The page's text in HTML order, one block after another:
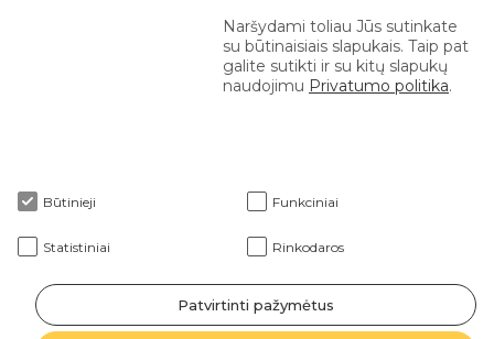
Apie mus
Klientams
2026 © Lankava visos teisės saugomos
Naršydami toliau Jūs sutinkate
su būtinaisiais slapukais. Taip pat
galite sutikti ir su kitų slapukų
naudojimu Privatumo politika.
Būtinieji Funkciniai
Statistiniai Rinkodaros
Patvirtinti pažymėtus